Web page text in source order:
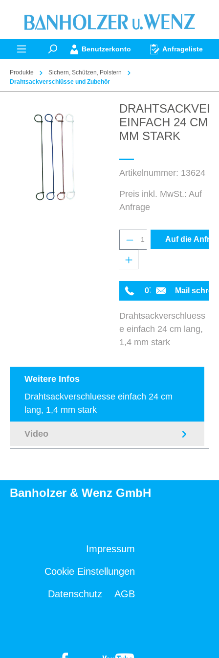
springen
Benutzerkonto Anfrageliste
Produkte
Sichern, Schützen, Polstern
Drahtsackverschlüsse und Zubehör
EINFACH 24 CM
MM STARK
Artikelnummer: 13624
Preis inkl. MwSt.: Auf
Anfrage
Produkt Anzahl:
Auf die
0711 342934-0
Mail
Drahtsackverschluess
e einfach 24 cm lang,
1,4 mm stark
Weitere Infos
Drahtsackverschluesse einfach 24 cm
lang, 1,4 mm stark
Video
Banholzer & Wenz GmbH
Impressum
Cookie Einstellungen
Datenschutz AGB